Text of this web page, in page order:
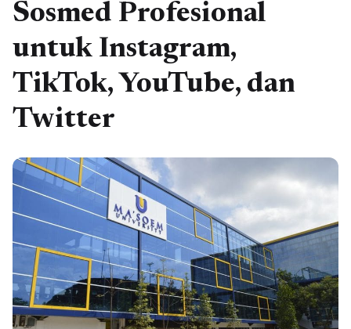
Sosmed Profesional
untuk Instagram,
TikTok, YouTube, dan
Twitter